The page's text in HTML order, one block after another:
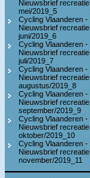
Nieuwsbrief recreatie
mei/2019_5
Cycling Vlaanderen -
Nieuwsbrief recreatie
juni/2019_6
Cycling Vlaanderen -
Nieuwsbrief recreatie
juli/2019_7
Cycling Vlaanderen -
Nieuwsbrief recreatie
augustus/2019_8
Cycling Vlaanderen -
Nieuwsbrief recreatie
september/2019_9
Cycling Vlaanderen -
Nieuwsbrief recreatie
oktober/2019_10
Cycling Vlaanderen -
Nieuwsbrief recreatie
november/2019_11